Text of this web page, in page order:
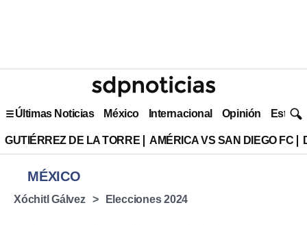
Últimas Noticias México Internacional Opinión Estilo
GUTIÉRREZ DE LA TORRE AMÉRICA VS SAN DIEGO FC
MÉXICO
Xóchitl Gálvez Elecciones 2024